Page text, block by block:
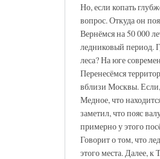
Но, если копать
вопрос. Откуда он
Вернёмся на 50 000
ледниковый период.
леса? На юге
Перенесёмся
вблизи Москвы.
Медное, что
заметил, что пояс
примерно у этого
Говорит о том, что
этого места. Далее, к